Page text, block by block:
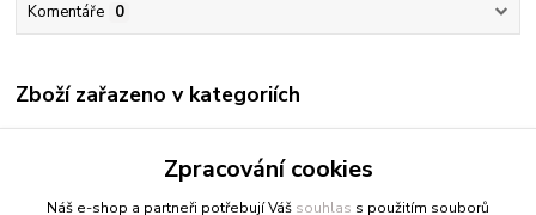
Komentáře 0
Zboží zařazeno v kategoriích
Renesans
Olejové barvy jednotlivěZpracování cookies
Náš e-shop a partneři potřebují Váš souhlas s použitím souborů